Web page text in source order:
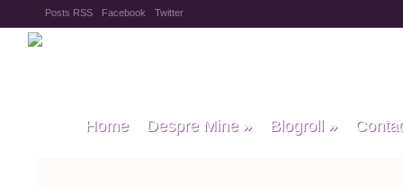
Posts RSS Facebook Twitter
Home Despre Mine» Blogroll »